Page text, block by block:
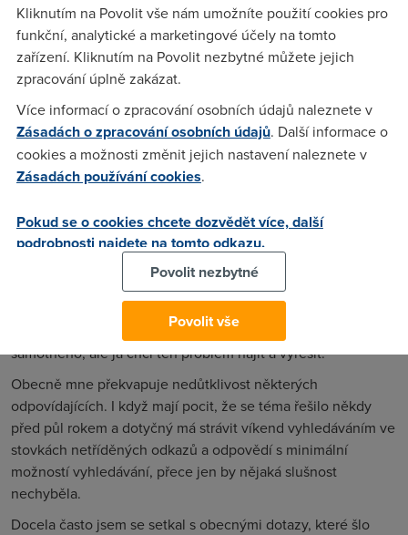
zapojit. Ale na těchto fórech, ó nikoliv.
Nejdřív někdo napíše něco vtipného ve smyslu: „Jak nejezdí
myš? Myslíš snad kurzor, ne?“, zatímco druhý napíše: „Než se
s dotazem, jaká je konfigurace počítače, jaký operační
systém, operační paměť a číslo bot babičky.
Oblíbeným zaklínadlem je Hijackthis. „Spusť Hijackthis a hoď
sem log!“, případně si odpovídající žádají komplexní log
s výpisy všeho hardwaru a běžících i neběžících aplikací.
V diskuzním fóru pak tento log zabere pár kilometrů, aby na
něj odpovídající reagoval nakonec dalším, krátkým
zaklínadlem: „V logu nic nevidím, zkus přeinstalovat.“
Na to už jsem párkrát slyšel odpověď, jako že děkuji pěkně,
ale přeinstalovat je až poslední možnost, to by mne napadlo
samotného, ale já chci ten problém najít a vyřešit.
Obecně mne překvapuje nedůtklivost některých
odpovídajících. I když mají pocit, že se téma řešilo někdy
před půl rokem a dotyčný má strávit víkend vyhledáváním ve
stovkách netříděných odkazů a odpovědí s minimální
možností vyhledávání, přece jen by nějaká slušnost
nechyběla.
Docela často jsem se setkal s obecnými dotazy, které šlo
Kliknutím na Povolit vše nám umožníte použití cookies pro
funkční, analytické a marketingové účely na tomto
zařízení. Kliknutím na Povolit nezbytné můžete jejich
zpracování úplně zakázat.
Více informací o zpracování osobních údajů naleznete v
Zásadách o zpracování osobních údajů. Další informace o
cookies a možnosti změnit jejich nastavení naleznete v
Zásadách používání cookies.
Pokud se o cookies chcete dozvědět více, další
podrobnosti najdete na tomto odkazu.
Povolit nezbytné
Povolit vše